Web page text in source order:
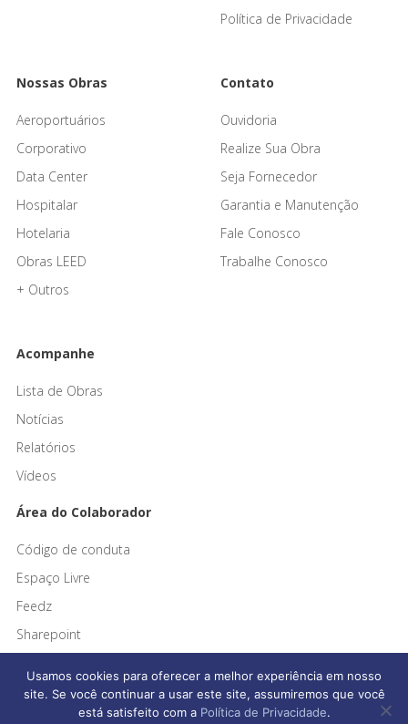
Política de Privacidade
Nossas Obras
Aeroportuários
Corporativo
Data Center
Hospitalar
Hotelaria
Obras LEED
+ Outros
Contato
Ouvidoria
Realize Sua Obra
Seja Fornecedor
Garantia e Manutenção
Fale Conosco
Trabalhe Conosco
Acompanhe
Lista de Obras
Notícias
Relatórios
Vídeos
Área do Colaborador
Código de conduta
Espaço Livre
Feedz
Sharepoint
Usamos cookies para oferecer a melhor experiência em nosso
site. Se você continuar a usar este site, assumiremos que você
está satisfeito com a Política de Privacidade.